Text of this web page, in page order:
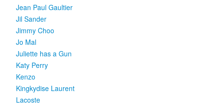
Jean Paul Gaultier
Jil Sander
Jimmy Choo
Jo Mal
Juliette has a Gun
Katy Perry
Kenzo
Kingkydise Laurent
Lacoste